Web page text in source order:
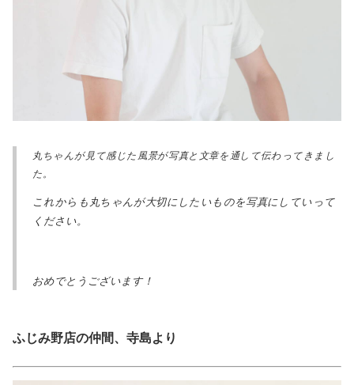
丸ちゃんが見て感じた風景が写真と文章を通して伝わってきまし
た。
これからも丸ちゃんが大切にしたいものを写真にしていって
ください。
おめでとうございます！
ふじみ野店の仲間、寺島より